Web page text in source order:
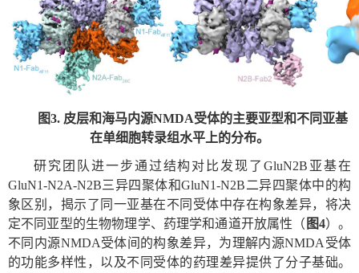
图3. 皮层和海马内源NMDA受体的主要亚型和不同亚基
在单细胞转录组水平上的分布。
研究团队进一步通过结构对比发现了GluN2B 亚基在
GluN1-N2A-N2B三异四聚体和GluN1-N2B二异四聚体中的构
象区别，揭示了同一亚基在不同受体中存在构象差异，将决
定不同亚型的生物物理学、药理学和通道开放属性（ 图4）。
不同内源NMDA受体间的构象差异，为理解内源NMDA 受体
的功能多样性，以及不同受体的药理差异提供了分子基础。